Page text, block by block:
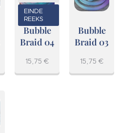
Bubble
Braid 04
EINDE
REEKS
15,75 €
Bubble
Braid 03
15,75 €